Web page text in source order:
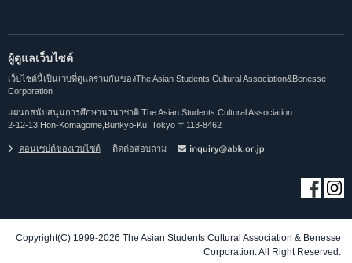
ผู้ดูแลเว็บไซต์
เว็บไซต์นี้เป็นเวบที่ดูแลร่วมกันของThe Asian Students Cultural Association&Benesse
Corporation
แผนกสนับสนุนการศึกษานานาชาติ The Asian Students Cultural Association
2-12-13 Hon-Komagome,Bunkyo-Ku, Tokyo 〒113-8462
คอนเซปต์ของเวบไซต์ ติดต่อสอบถาม
Copyright(C) 1999-2026 The Asian Students Cultural Association & Benesse
Corporation. All Right Reserved.